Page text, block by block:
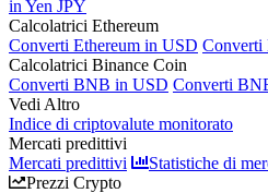
in Yen JPY
Calcolatrici Ethereum
Converti Ethereum in USD Converti
Calcolatrici Binance Coin
Converti BNB in USD Converti
Vedi Altro
Indice di criptovalute monitorato
Mercati predittivi
Mercati predittivi
Statistiche di
Prezzi Crypto